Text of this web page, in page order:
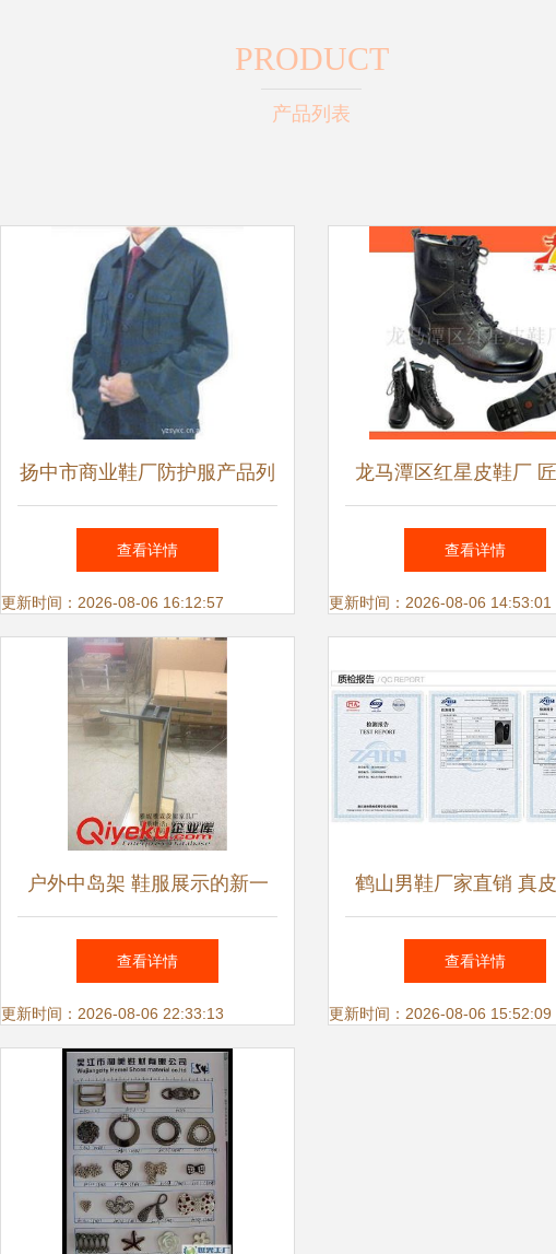
PRODUCT
产品列表
扬中市商业鞋厂防护服产品列
表——专业防护，守护安全
查看详情
更新时间：2026-08-06 16:12:57
龙马潭区红星皮鞋厂
造，专业守护——工作
全览
查看详情
更新时间：2026-08-06 14:53:01
户外中岛架 鞋服展示的新一
代解决方案
查看详情
更新时间：2026-08-06 22:33:13
鹤山男鞋厂家直销 真
皮鞋与休闲鞋的完美
查看详情
更新时间：2026-08-06 15:52:09